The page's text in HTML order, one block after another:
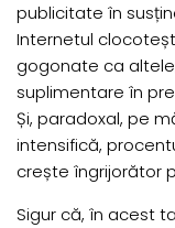
publicitate în
Internetul
gogonate ca
suplimentare în
Și, paradoxal, pe
intensifică,
crește îngrijorător
Sigur că, în acest